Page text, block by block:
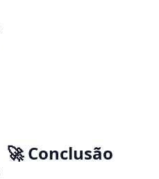
🚀 Conclusão